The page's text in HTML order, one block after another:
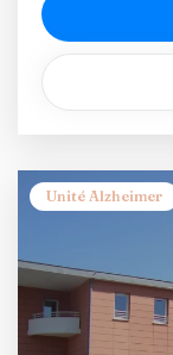
Unité Alzheimer